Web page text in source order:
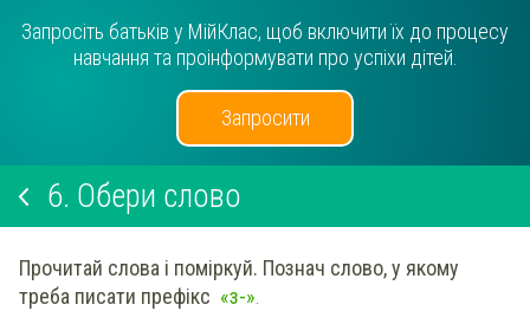
Запросіть батьків у МійКлас, щоб включити їх до процесу
навчання та проінформувати про успіхи дітей.
Запросити
6. Обери слово
Прочитай слова і поміркуй. Познач слово, у якому
треба писати префікс «з-».